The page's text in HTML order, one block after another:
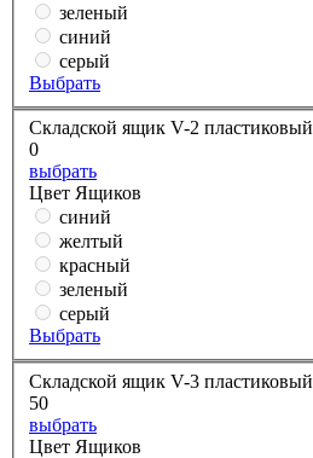
зеленый
синий
серый
Выбрать
Складской ящик V-2 пластиковый
0
выбрать
Цвет Ящиков
синий
желтый
красный
зеленый
серый
Выбрать
Складской ящик V-3 пластиковый
50
выбрать
Цвет Ящиков